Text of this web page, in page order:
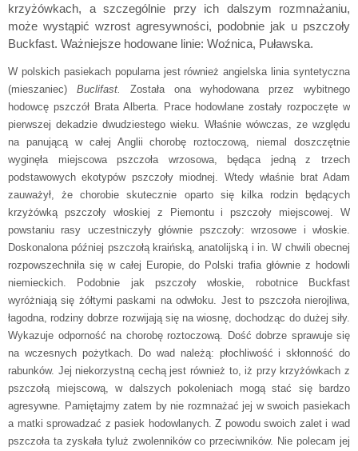
krzyżówkach, a szczególnie przy ich dalszym rozmnażaniu,
może wystąpić wzrost agresywności, podobnie jak u pszczoły
Buckfast. Ważniejsze hodowane linie: Woźnica, Puławska.
W polskich pasiekach popularna jest również angielska linia syntetyczna
(mieszaniec) Buclifast. Została ona wyhodowana przez wybitnego
hodowcę pszczół Brata Alberta. Prace hodowlane zostały rozpoczęte w
pierwszej dekadzie dwudziestego wieku. Właśnie wówczas, ze względu
na panującą w całej Anglii chorobę roztoczową, niemal doszczętnie
wyginęła miejscowa pszczoła wrzosowa, będąca jedną z trzech
podstawowych ekotypów pszczoły miodnej. Wtedy właśnie brat Adam
zauważył, że chorobie skutecznie oparto się kilka rodzin będących
krzyżówką pszczoły włoskiej z Piemontu i pszczoły miejscowej. W
powstaniu rasy uczestniczyły głównie pszczoły: wrzosowe i włoskie.
Doskonalona później pszczołą kraińską, anatolijską i in. W chwili obecnej
rozpowszechniła się w całej Europie, do Polski trafia głównie z hodowli
niemieckich. Podobnie jak pszczoły włoskie, robotnice Buckfast
wyróżniają się żółtymi paskami na odwłoku. Jest to pszczoła nierojliwa,
łagodna, rodziny dobrze rozwijają się na wiosnę, dochodząc do dużej siły.
Wykazuje odporność na chorobę roztoczową. Dość dobrze sprawuje się
na wczesnych pożytkach. Do wad należą: płochliwość i skłonność do
rabunków. Jej niekorzystną cechą jest również to, iż przy krzyżówkach z
pszczołą miejscową, w dalszych pokoleniach mogą stać się bardzo
agresywne. Pamiętajmy zatem by nie rozmnażać jej w swoich pasiekach
a matki sprowadzać z pasiek hodowlanych. Z powodu swoich zalet i wad
pszczoła ta zyskała tyluż zwolenników co przeciwników. Nie polecam jej